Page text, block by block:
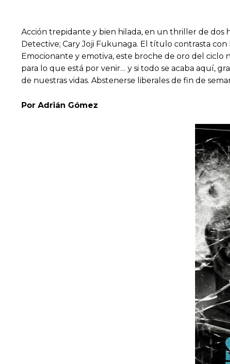
Acción trepidante y bien hilada, en un thriller de dos
Detective; Cary Joji Fukunaga. El título contrasta
Emocionante y emotiva, este broche de oro del ciclo
para lo que está por venir… y si todo se acaba aquí,
de nuestras vidas. Abstenerse liberales de fin de
Por Adrián Gómez